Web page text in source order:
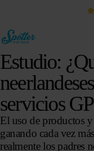
Estudio:
servicios
El uso de productos y
ganando cada vez
realmente los padres